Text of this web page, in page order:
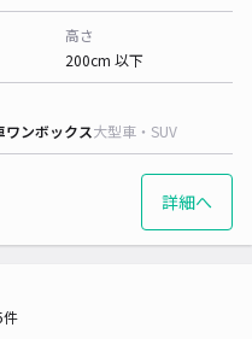
高さ
200cm 以下
ワンボックス大型車・SUV
詳細へ